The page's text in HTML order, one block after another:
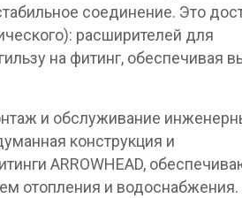
соединение. Это
расширителей для
на фитинг, обеспечивая
и обслуживание
конструкция и
ARROWHEAD,
отопления и водоснабжения.